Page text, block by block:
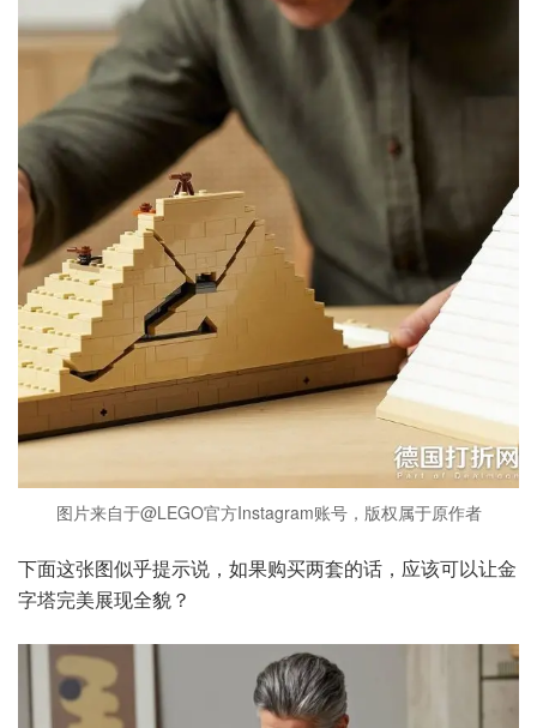
图片来自于@LEGO官方Instagram账号，版权属于原作者
下面这张图似乎提示说，如果购买两套的话，应该可以让金
字塔完美展现全貌？